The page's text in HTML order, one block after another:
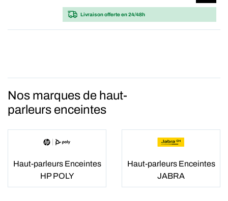
Livraison offerteen 24/48h
Nos marques de haut-
parleurs enceintes
Haut-parleurs Enceintes
HP POLY
Haut-parleurs Enceintes
JABRA